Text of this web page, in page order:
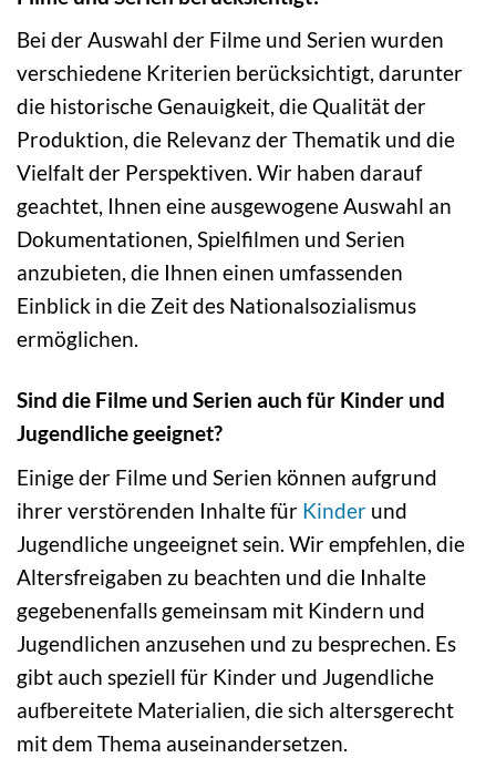
Bei der Auswahl der Filme und Serien wurden
verschiedene Kriterien berücksichtigt, darunter
die historische Genauigkeit, die Qualität der
Produktion, die Relevanz der Thematik und die
Vielfalt der Perspektiven. Wir haben darauf
geachtet, Ihnen eine ausgewogene Auswahl an
Dokumentationen, Spielfilmen und Serien
anzubieten, die Ihnen einen umfassenden
Einblick in die Zeit des Nationalsozialismus
ermöglichen.
Sind die Filme und Serien auch für Kinder und
Jugendliche geeignet?
Einige der Filme und Serien können aufgrund
ihrer verstörenden Inhalte für Kinder und
Jugendliche ungeeignet sein. Wir empfehlen, die
Altersfreigaben zu beachten und die Inhalte
gegebenenfalls gemeinsam mit Kindern und
Jugendlichen anzusehen und zu besprechen. Es
gibt auch speziell für Kinder und Jugendliche
aufbereitete Materialien, die sich altersgerecht
mit dem Thema auseinandersetzen.